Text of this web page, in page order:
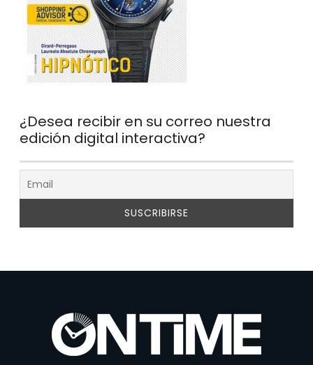
¿Desea recibir en su correo nuestra
edición digital interactiva?